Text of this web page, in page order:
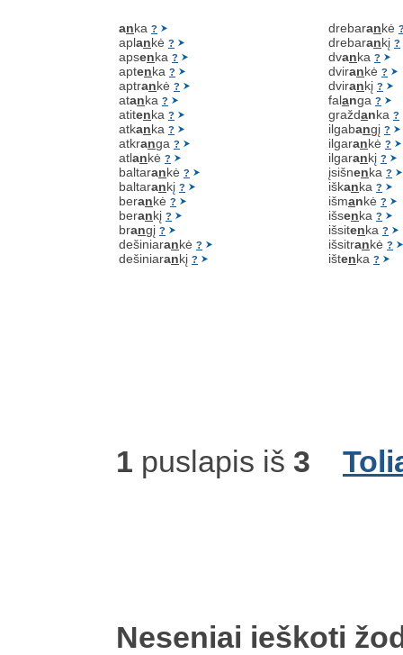
anka ?
aplankė ?
apsenka ?
aptenka ?
aptrankė ?
atanka ?
atitenka ?
atkanka ?
atkranga ?
atlankė ?
baltarankė ?
baltarankį ?
berankė ?
berankį ?
brangį ?
dešiniarankė ?
dešiniarankį ?
drebarankė
drebarankį ?
dvanka ?
dvirankė ?
dvirankį ?
falanga ?
graždanka ?
ilgabangį ?
ilgarankė ?
ilgarankį ?
įsišnenka ?
iškanka ?
išmankė ?
išsenka ?
išsitenka ?
išsitrankė ?
ištenka ?
1 puslapis iš 3
Neseniai ieškoti